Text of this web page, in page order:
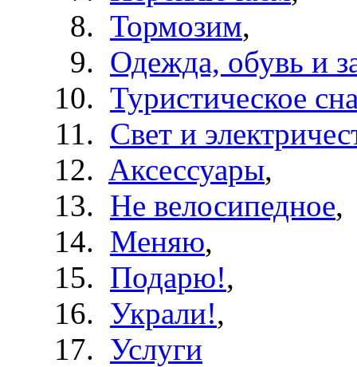
Тормозим,
Одежда, обувь и
Туристическое
Свет и
Aксессуары,
Не велосипедное,
Меняю,
Подарю!,
Украли!,
Услуги